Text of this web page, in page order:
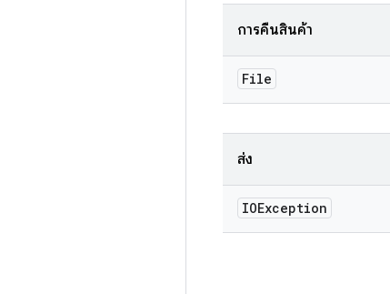
การคืนสินค้า
File
ส่ง
IOException